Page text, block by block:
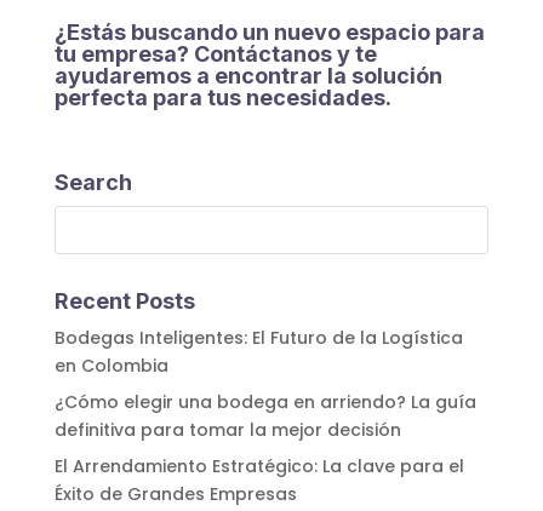
¿Estás buscando un nuevo espacio para
tu empresa? Contáctanos y te
ayudaremos a encontrar la solución
perfecta para tus necesidades.
Search
Recent Posts
Bodegas Inteligentes: El Futuro de la Logística
en Colombia
¿Cómo elegir una bodega en arriendo? La guía
definitiva para tomar la mejor decisión
El Arrendamiento Estratégico: La clave para el
Éxito de Grandes Empresas